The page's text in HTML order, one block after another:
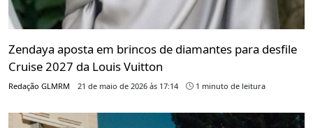
Zendaya aposta em brincos de diamantes para desfile
Cruise 2027 da Louis Vuitton
Redação GLMRM 21 de maio de 2026 às 17:14 1 minuto de leitura